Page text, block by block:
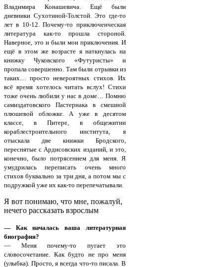
Владимира Конашевича. Ещё были
дневники Сухотиной-Толстой. Это где-то
лет в 10-12. Почему-то приключенческая
литература как-то прошла стороной.
Наверное, это и были мои приключения. И
ещё в этом же возрасте я наткнулась на
книжку Чуковского «Футуристы» и
пропала совершенно. Там были отрывки из
таких… просто невероятных стихов. Их
всё время хотелось читать вслух! Стихи
тоже очень любили у нас в доме… Помню
самиздатовского Пастернака в смешной
плюшевой обложке. А уже в десятом
классе, в Питере, в общежитии
кораблестроительного института, я
отыскала две книжки Бродского,
переснятые с Ардисовских изданий, и это,
конечно, было потрясением для меня. Я
умудрилась переписать очень много
стихов буквально за три дня, а потом мы с
подружкой уже их как-то перепечатывали.
Я вот понимаю, что мне, пожалуй,
нечего рассказать взрослым
— Как началась ваша литературная
биография?
— Меня почему-то пугает это
словосочетание. Как будто не про меня
(улыбка). Просто, я всегда что-то писала. В